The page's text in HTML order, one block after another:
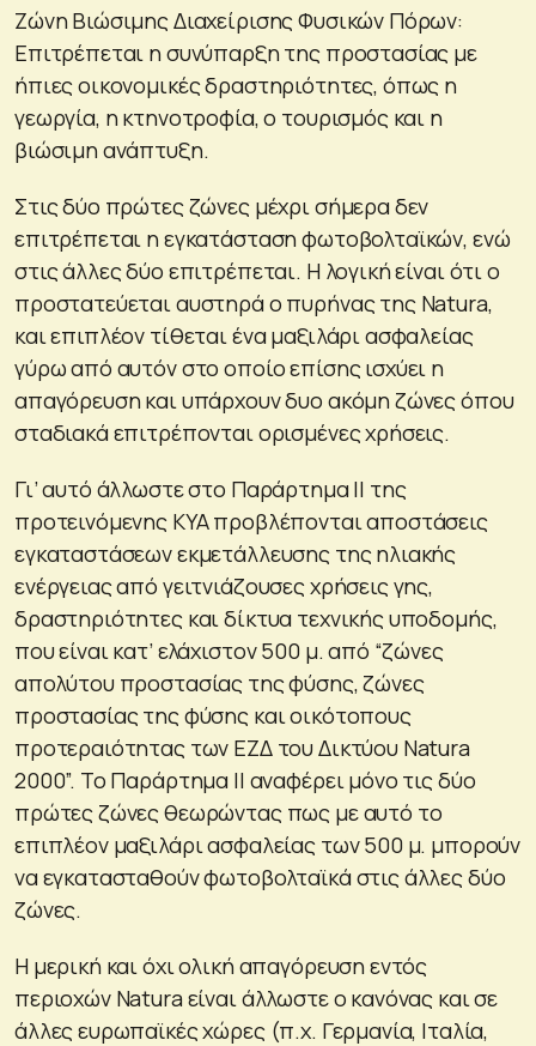
Ζώνη Βιώσιμης Διαχείρισης Φυσικών Πόρων:
Επιτρέπεται η συνύπαρξη της προστασίας με
ήπιες οικονομικές δραστηριότητες, όπως η
γεωργία, η κτηνοτροφία, ο τουρισμός και η
βιώσιμη ανάπτυξη.
Στις δύο πρώτες ζώνες μέχρι σήμερα δεν
επιτρέπεται η εγκατάσταση φωτοβολταϊκών, ενώ
στις άλλες δύο επιτρέπεται. Η λογική είναι ότι ο
προστατεύεται αυστηρά ο πυρήνας της Natura,
και επιπλέον τίθεται ένα μαξιλάρι ασφαλείας
γύρω από αυτόν στο οποίο επίσης ισχύει η
απαγόρευση και υπάρχουν δυο ακόμη ζώνες όπου
σταδιακά επιτρέπονται ορισμένες χρήσεις.
Γι’ αυτό άλλωστε στο Παράρτημα ΙΙ της
προτεινόμενης ΚΥΑ προβλέπονται αποστάσεις
εγκαταστάσεων εκμετάλλευσης της ηλιακής
ενέργειας από γειτνιάζουσες χρήσεις γης,
δραστηριότητες και δίκτυα τεχνικής υποδομής,
που είναι κατ’ ελάχιστον 500 μ. από “ζώνες
απολύτου προστασίας της φύσης, ζώνες
προστασίας της φύσης και οικότοπους
προτεραιότητας των ΕΖΔ του Δικτύου Natura
2000”. Το Παράρτημα ΙΙ αναφέρει μόνο τις δύο
πρώτες ζώνες θεωρώντας πως με αυτό το
επιπλέον μαξιλάρι ασφαλείας των 500 μ. μπορούν
να εγκατασταθούν φωτοβολταϊκά στις άλλες δύο
ζώνες.
Η μερική και όχι ολική απαγόρευση εντός
περιοχών Natura είναι άλλωστε ο κανόνας και σε
άλλες ευρωπαϊκές χώρες (π.χ. Γερμανία, Ιταλία,